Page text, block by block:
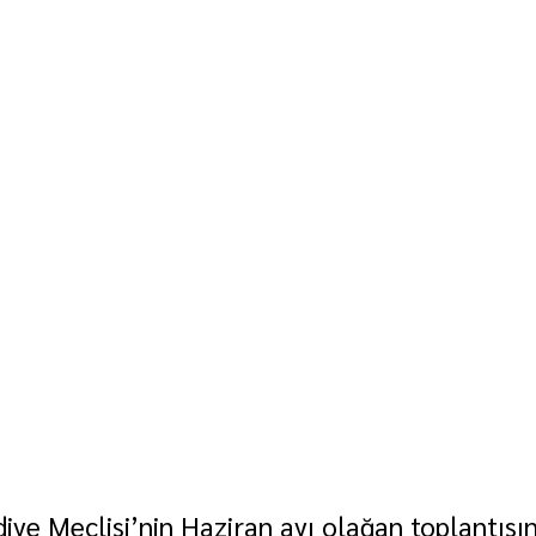
Meclisi’nin Haziran ayı olağan